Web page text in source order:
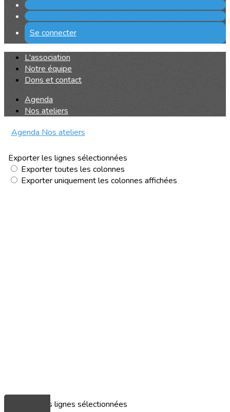
Se connecter
L'association
Notre équipe
Dons et contact
Agenda
Nos ateliers
Agenda Nos ateliers